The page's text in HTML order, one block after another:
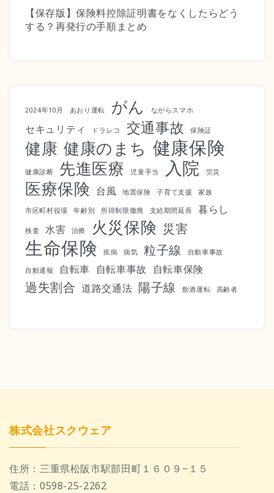
【保存版】保険料控除証明書をなくしたらどう
する？再発行の手順まとめ
2024年10月 あおり運転 がん ながらスマホ
セキュリティ ドラレコ 交通事故 保険証
健康 健康のまち 健康保険
健康診断 先進医療 児童手当 入院 労災
医療保険 台風 地震保険 子育て支援 家族
市区町村役場 年齢別 所得制限撤廃 支給期間延長 暮らし
検査 水害 治療 火災保険 災害
生命保険 疾病 病気 粒子線 自動車事故
自動通報 自転車 自転車事故 自転車保険
過失割合 道路交通法 陽子線 飲酒運転 高齢者
株式会社スクウェア
住所： 三重県松阪市駅部田町１６０９−１５
電話： 0598-25-2262